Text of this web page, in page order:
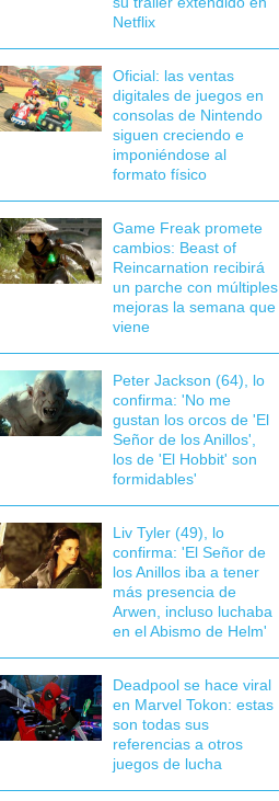
Netflix
Oficial: las ventas
digitales de juegos en
consolas de Nintendo
siguen creciendo e
imponiéndose al
formato físico
Game Freak promete
cambios: Beast of
Reincarnation recibirá
un parche con múltiples
mejoras la semana que
viene
Peter Jackson (64), lo
confirma: 'No me
gustan los orcos de 'El
Señor de los Anillos',
los de 'El Hobbit' son
formidables'
Liv Tyler (49), lo
confirma: 'El Señor de
los Anillos iba a tener
más presencia de
Arwen, incluso luchaba
en el Abismo de Helm'
Deadpool se hace viral
en Marvel Tokon: estas
son todas sus
referencias a otros
juegos de lucha